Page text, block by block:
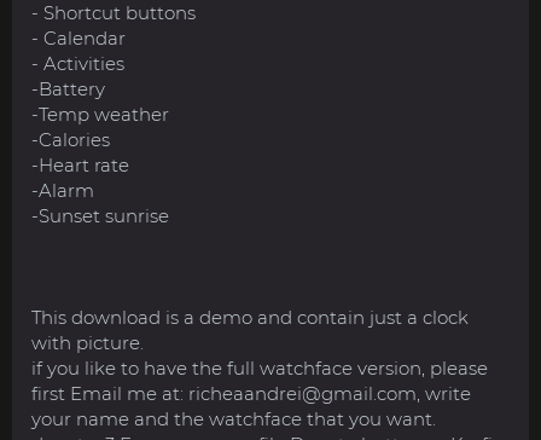
- Shortcut buttons
- Calendar
- Activities
-Battery
-Temp weather
-Calories
-Heart rate
-Alarm
-Sunset sunrise
This download is a demo and contain just a clock
with picture.
if you like to have the full watchface version, please
first Email me at: richeaandrei@gmail.com, write
your name and the watchface that you want.